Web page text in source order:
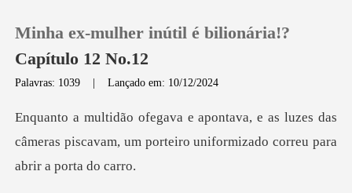
0
Loja
Minha ex-mulher inútil é bilionária!?
Capítulo 12 No.12
Palavras: 1039 |Lançado em: 10/12/2024
luzes das
câmeras piscavam, um porteiro uni